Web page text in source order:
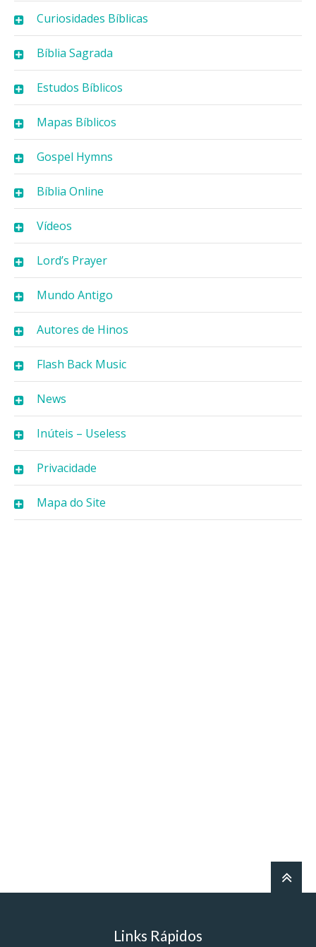
Curiosidades Bíblicas
Bíblia Sagrada
Estudos Bíblicos
Mapas Bíblicos
Gospel Hymns
Bíblia Online
Vídeos
Lord’s Prayer
Mundo Antigo
Autores de Hinos
Flash Back Music
News
Inúteis – Useless
Privacidade
Mapa do Site
Links Rápidos